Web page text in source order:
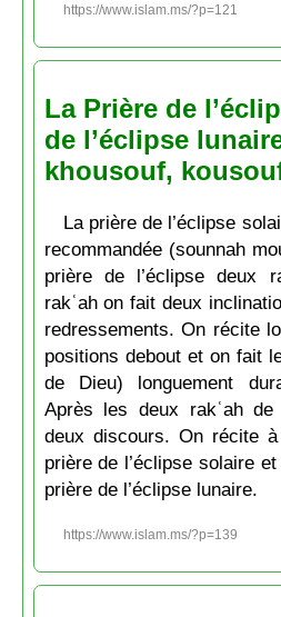
https://www.islam.ms/?p=121
La Prière de
de l’éclipse
khousouf,
La prière de l’éclipse
recommandée (sounnah
prière de l’éclipse deux
rakʿah on fait deux
redressements. On récite
positions debout et on fait
de Dieu) longuement
Après les deux rakʿah de
deux discours. On récite
prière de l’éclipse solaire
prière de l’éclipse lunaire.
https://www.islam.ms/?p=139